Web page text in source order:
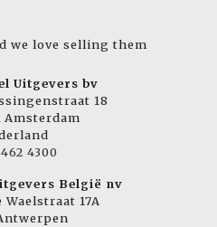
we love selling them
Uitgevers bv
18
Amsterdam
4300
België nv
Waelstraat 17A